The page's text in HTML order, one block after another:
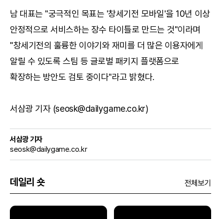
남 대표는 "궁극적인 목표는 '창세기전 모바일'을 10년 이상
안정적으로 서비스하는 장수 타이틀로 만드는 것"이라며
"창세기전의 훌륭한 이야기와 재미를 더 많은 이용자에게
알릴 수 있도록 스팀 등 글로벌 패키지 플랫폼으로
확장하는 방안도 검토 중이다"라고 밝혔다.
서삼광 기자 (seosk@dailygame.co.kr)
서삼광 기자
seosk@dailygame.co.kr
데일리 숏 전체보기